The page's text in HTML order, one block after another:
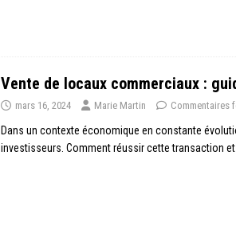
Vente de locaux commerciaux :
mars 16, 2024 Marie Martin Commentaires
Dans un contexte économique en constante
investisseurs. Comment réussir cette transaction